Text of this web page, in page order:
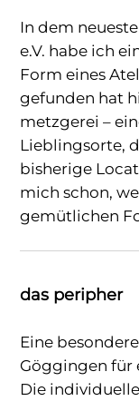
In dem
e.V. habe ich
Form eines
gefunden hat
metzgerei –
Lieblingsorte,
bisherige
mich schon,
gemütlichen
das peripher
Eine
Göggingen für
Die